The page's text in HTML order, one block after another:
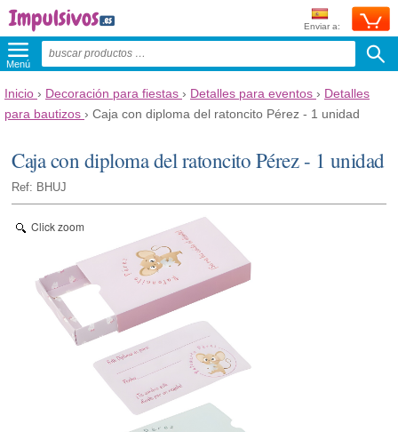
Enviar a:
Menú
Inicio › Decoración para fiestas › Detalles para eventos › Detalles
para bautizos › Caja con diploma del ratoncito Pérez - 1 unidad
Caja con diploma del ratoncito Pérez - 1 unidad
Ref: BHUJ
Click zoom